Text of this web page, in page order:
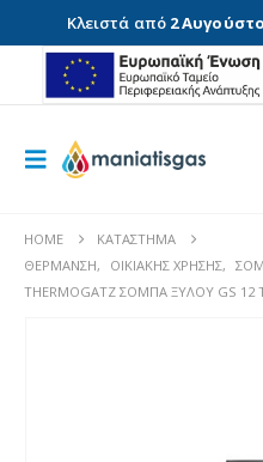
Κλειστά από 2
HOME
ΚΑΤΆΣΤΗΜΑ
ΘΈΡΜΑΝΣΗ, ΟΙΚΙΑΚΉΣ ΧΡΉΣΗΣ,
THERMOGATZ ΣΟΜΠΑ ΞΥΛΟΥ GS 12